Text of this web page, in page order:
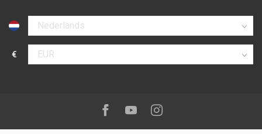
Selecteer taal
€
Selecteer valuta
Volg ons op:Facebook
YoutubeInstagram